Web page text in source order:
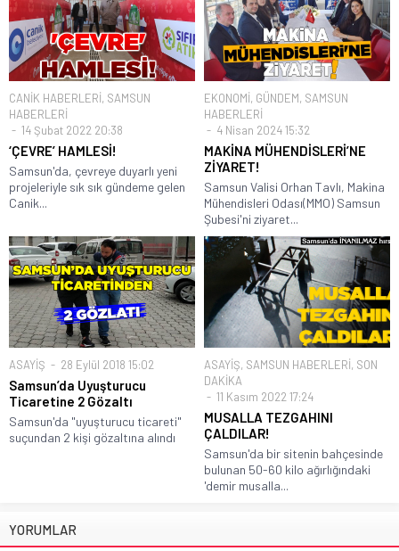
CANİK HABERLERİ, SAMSUN
HABERLERİ
14 Şubat 2022 20:38
‘ÇEVRE’ HAMLESİ!
Samsun'da, çevreye duyarlı yeni
projeleriyle sık sık gündeme gelen
Canik...
EKONOMİ, GÜNDEM, SAMSUN
HABERLERİ
4 Nisan 2024 15:32
MAKİNA MÜHENDİSLERİ’NE
ZİYARET!
Samsun Valisi Orhan Tavlı, Makina
Mühendisleri Odası(MMO) Samsun
Şubesi'ni ziyaret...
ASAYİŞ 28 Eylül 2018 15:02
Samsun’da Uyuşturucu
Ticaretine 2 Gözaltı
Samsun'da "uyuşturucu ticareti"
suçundan 2 kişi gözaltına alındı
ASAYİŞ, SAMSUN HABERLERİ, SON
DAKİKA
11 Kasım 2022 17:24
MUSALLA TEZGAHINI
ÇALDILAR!
Samsun'da bir sitenin bahçesinde
bulunan 50-60 kilo ağırlığındaki
'demir musalla...
YORUMLAR